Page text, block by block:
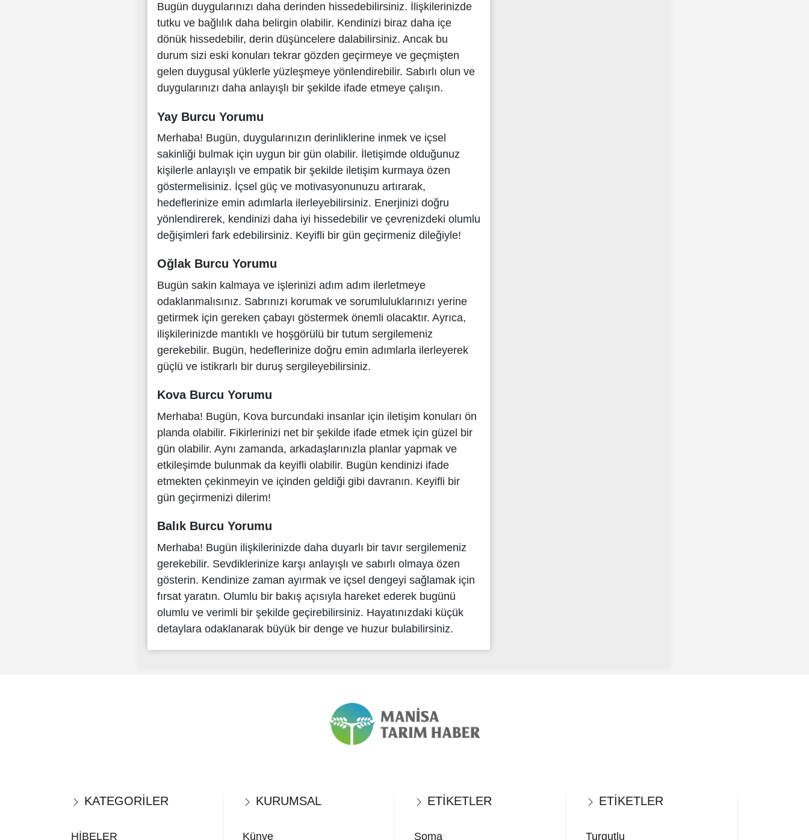
Bugün duygularınızı daha derinden hissedebilirsiniz. İlişkilerinizde
tutku ve bağlılık daha belirgin olabilir. Kendinizi biraz daha içe
dönük hissedebilir, derin düşüncelere dalabilirsiniz. Ancak bu
durum sizi eski konuları tekrar gözden geçirmeye ve geçmişten
gelen duygusal yüklerle yüzleşmeye yönlendirebilir. Sabırlı olun ve
duygularınızı daha anlayışlı bir şekilde ifade etmeye çalışın.
Yay Burcu Yorumu
Merhaba! Bugün, duygularınızın derinliklerine inmek ve içsel
sakinliği bulmak için uygun bir gün olabilir. İletişimde olduğunuz
kişilerle anlayışlı ve empatik bir şekilde iletişim kurmaya özen
göstermelisiniz. İçsel güç ve motivasyonunuzu artırarak,
hedeflerinize emin adımlarla ilerleyebilirsiniz. Enerjinizi doğru
yönlendirerek, kendinizi daha iyi hissedebilir ve çevrenizdeki olumlu
değişimleri fark edebilirsiniz. Keyifli bir gün geçirmeniz dileğiyle!
Oğlak Burcu Yorumu
Bugün sakin kalmaya ve işlerinizi adım adım ilerletmeye
odaklanmalısınız. Sabrınızı korumak ve sorumluluklarınızı yerine
getirmek için gereken çabayı göstermek önemli olacaktır. Ayrıca,
ilişkilerinizde mantıklı ve hoşgörülü bir tutum sergilemeniz
gerekebilir. Bugün, hedeflerinize doğru emin adımlarla ilerleyerek
güçlü ve istikrarlı bir duruş sergileyebilirsiniz.
Kova Burcu Yorumu
Merhaba! Bugün, Kova burcundaki insanlar için iletişim konuları ön
planda olabilir. Fikirlerinizi net bir şekilde ifade etmek için güzel bir
gün olabilir. Aynı zamanda, arkadaşlarınızla planlar yapmak ve
etkileşimde bulunmak da keyifli olabilir. Bugün kendinizi ifade
etmekten çekinmeyin ve içinden geldiği gibi davranın. Keyifli bir
gün geçirmenizi dilerim!
Balık Burcu Yorumu
Merhaba! Bugün ilişkilerinizde daha duyarlı bir tavır sergilemeniz
gerekebilir. Sevdiklerinize karşı anlayışlı ve sabırlı olmaya özen
gösterin. Kendinize zaman ayırmak ve içsel dengeyi sağlamak için
fırsat yaratın. Olumlu bir bakış açısıyla hareket ederek bugünü
olumlu ve verimli bir şekilde geçirebilirsiniz. Hayatınızdaki küçük
detaylara odaklanarak büyük bir denge ve huzur bulabilirsiniz.
KATEGORİLER
HİBELER
KURUMSAL
Künye
ETİKETLER
Soma
ETİKETLER
Turgutlu